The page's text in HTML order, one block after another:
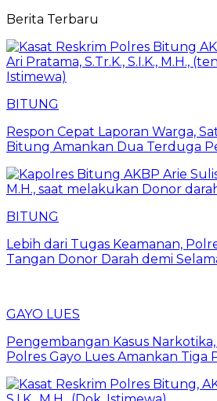
Berita Terbaru
BITUNG
​Respon Cepat Laporan Warga,
Bitung Amankan Dua Terduga
BITUNG
Lebih dari Tugas Keamanan,
Tangan Donor Darah demi
GAYO LUES
Pengembangan Kasus
Polres Gayo Lues Amankan Tiga